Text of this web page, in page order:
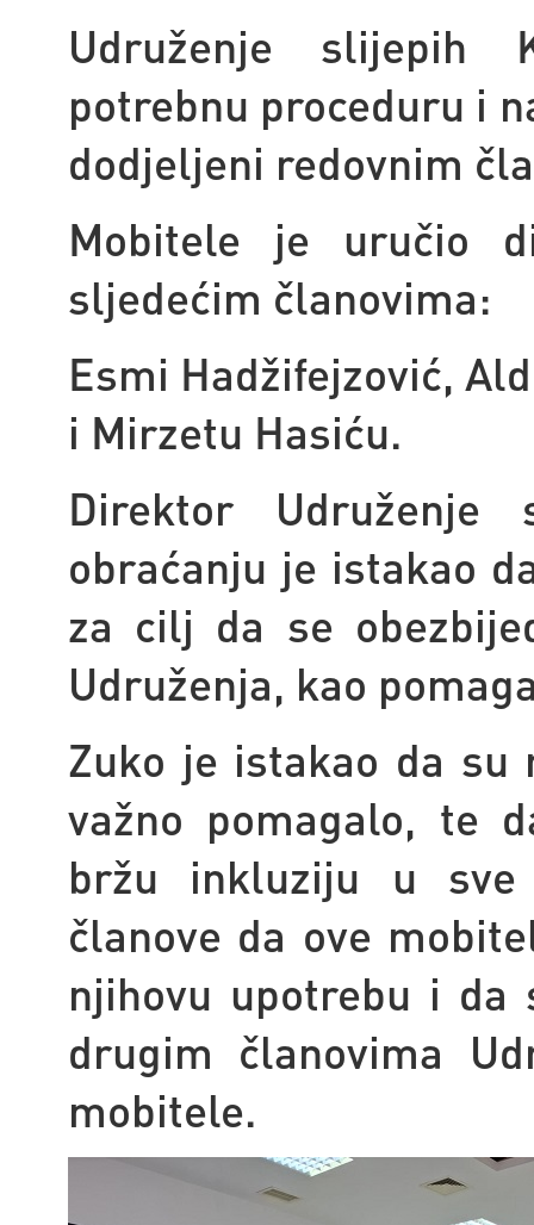
Udruženje slijepih
potrebnu proceduru i
dodjeljeni redovnim
Mobitele je uručio
sljedećim članovima:
Esmi Hadžifejzović,
i Mirzetu Hasiću.
Direktor
obraćanju je istakao
za cilj da se
Udruženja, kao
Zuko je istakao da su
važno pomagalo, te
bržu inkluziju u sve
članove da ove
njihovu upotrebu i da
drugim članovima
mobitele.